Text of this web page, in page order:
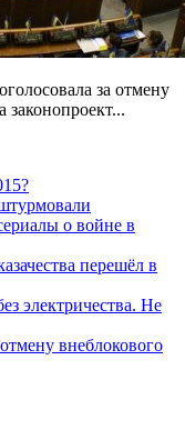
за отмену
законопроект...
о войне в
перешёл в
электричества. Не
внеблокового